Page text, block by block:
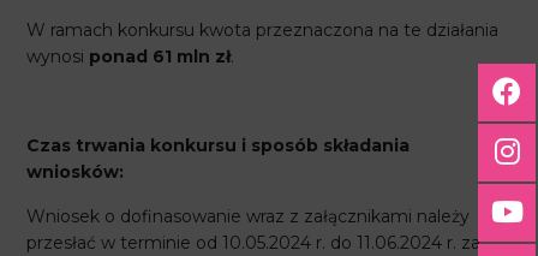
W ramach konkursu kwota przeznaczona na te działania
wynosi ponad 61 mln zł.
Czas trwania konkursu i sposób składania
wniosków:
Wniosek o dofinasowanie wraz z załącznikami należy
przesłać w terminie od 10.05.2024 r. do 11.06.2024 r. za